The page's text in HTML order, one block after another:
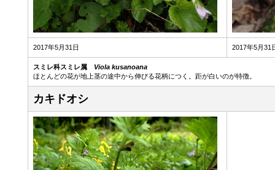
2017年5月31日 2017年5月31
スミレ科スミレ属 Viola kusanoana
ほとんどの花が地上茎の途中から伸びる花柄につく。距が白いのが特徴。
カキドオシ